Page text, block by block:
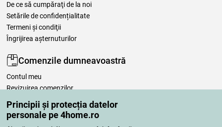
Principii și protecția datelor
personale pe 4home.ro
De ce să cumpăraţi de la noi
Setările de confidențialitate
Termeni şi condiţii
Îngrijirea așternuturilor
Comenzile dumneavoastră
Contul meu
Revizuirea comenzilor
Reclamaţii
Retragere de la contract
Regulile de procesare a recenziilor